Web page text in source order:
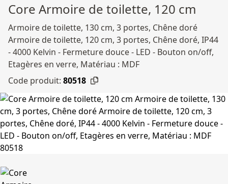
Core Armoire de toilette, 120 cm
Armoire de toilette, 130 cm, 3 portes, Chêne doré
Armoire de toilette, 120 cm, 3 portes, Chêne doré, IP44
- 4000 Kelvin - Fermeture douce - LED - Bouton on/off,
Etagères en verre, Matériau : MDF
Code produit: 80518